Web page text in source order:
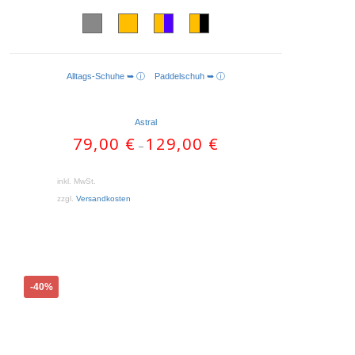
AUSFÜHRUNG WÄHLEN
Alltags-Schuhe ➥ ⓘ Paddelschuh ➥ ⓘ
Astral
79,00 € – 129,00 €
inkl. MwSt.
zzgl.Versandkosten
-40%
Produkt